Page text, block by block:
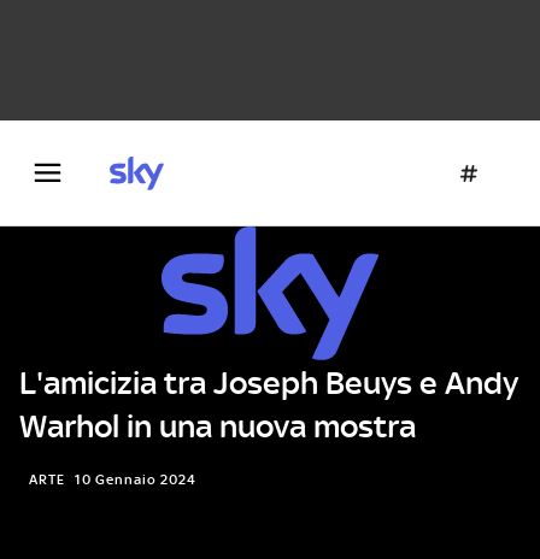
L'amicizia tra Joseph Beuys e Andy
Warhol in una nuova mostra
ARTE 10 Gennaio 2024